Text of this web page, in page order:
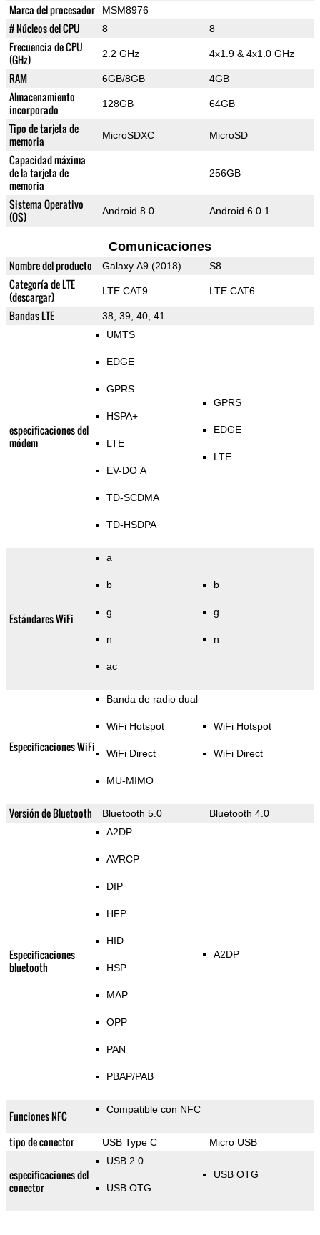
Marca del procesador MSM8976
# Núcleos del CPU 8 8
Frecuencia de CPU
(GHz)
2.2 GHz 4x1.9 & 4x1.0 GHz
RAM 6GB/8GB 4GB
Almacenamiento
incorporado
128GB 64GB
Tipo de tarjeta de
memoria
MicroSDXC MicroSD
Capacidad máxima
de la tarjeta de
memoria
256GB
Sistema Operativo
(OS)
Android 8.0 Android 6.0.1
Comunicaciones
Nombre del producto Galaxy A9 (2018) S8
Categoría de LTE
(descargar)
LTE CAT9 LTE CAT6
Bandas LTE 38, 39, 40, 41
especificaciones del
módem
UMTS
EDGE
GPRS
HSPA+
LTE
EV-DO A
TD-SCDMA
TD-HSDPA
GPRS
EDGE
LTE
Estándares WiFi
a
b
g
n
ac
b
g
n
Especificaciones WiFi
Banda de radio dual
WiFi Hotspot
WiFi Direct
MU-MIMO
WiFi Hotspot
WiFi Direct
Versión de Bluetooth Bluetooth 5.0 Bluetooth 4.0
Especificaciones
bluetooth
A2DP
AVRCP
DIP
HFP
HID
HSP
MAP
OPP
PAN
PBAP/PAB
A2DP
Funciones NFC Compatible con NFC
tipo de conector USB Type C Micro USB
especificaciones del
conector
USB 2.0
USB OTG
USB OTG